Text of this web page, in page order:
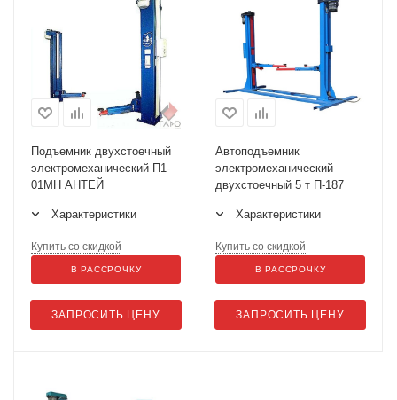
Подъемник двухстоечный
электромеханический П1-
01МН АНТЕЙ
Характеристики
ЗАПРОСИТЬ ЦЕНУ
Купить со скидкой
В РАССРОЧКУ
Автоподъемник
электромеханический
двухстоечный 5 т П-187
Характеристики
ЗАПРОСИТЬ ЦЕНУ
Купить со скидкой
В РАССРОЧКУ